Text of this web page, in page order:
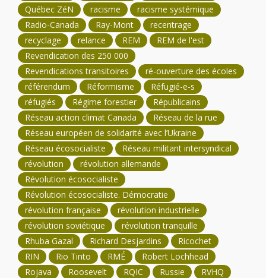
Québec ZéN
racisme
racisme systémique
Radio-Canada
Ray-Mont
recentrage
recyclage
relance REM
REM de l'est
Revendication des 250 000
Revendications transitoires
ré-ouverture des écoles
référendum
Réformisme
Réfugié-e-s
réfugiés
Régime forestier
Républicains
Réseau action climat Canada
Réseau de la rue
Réseau européen de solidarité avec l’Ukraine
Réseau écosocialiste
Réseau militant intersyndical
révolution
révolution allemande
Révolution écosocialiste
Révolution écosocialiste. Démocratie
révolution française
révolution industrielle
révolution soviétique
révolution tranquille
Rhuba Gazal
Richard Desjardins
Ricochet
RIN
Rio Tinto RMÉ
Robert Lochhead
Rojava
Roosevelt RQIC Russie
RVHQ